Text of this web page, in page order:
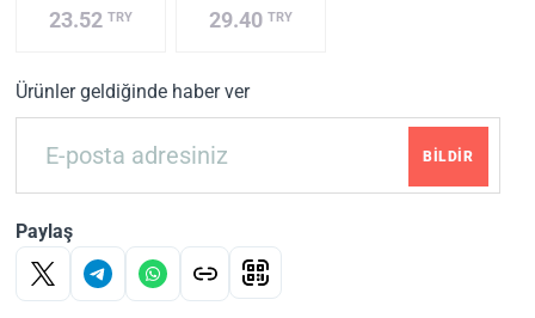
23.52 TRY 29.40TRY
Ürünler geldiğinde haber ver
BILDIR
Paylaş